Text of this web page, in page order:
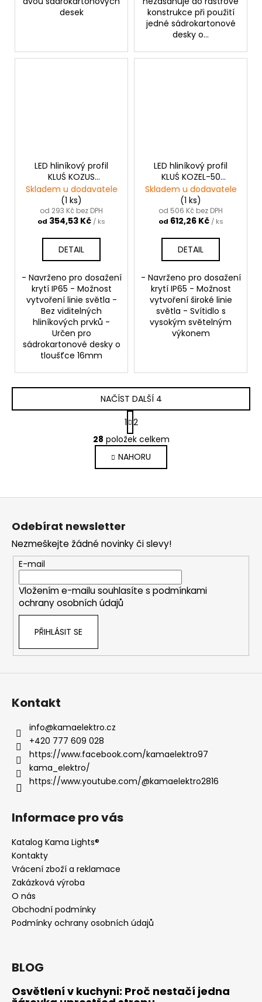
desek
konstrukce při použití
jedné sádrokartonové
desky o...
LED hliníkový profil
KLUŚ KOZUS
|neanodizovaný
Skladem u dodavatele
(1 ks)
od 293 Kč bez DPH
od 354,53 Kč / ks
DETAIL
- Navrženo pro dosažení
krytí IP65 - Možnost
vytvoření linie světla -
Bez viditelných
hliníkových prvků -
Určen pro
sádrokartonové desky o
tloušťce 16mm
LED hliníkový profil
KLUŚ KOZEL-50
|neanodizovaný
Skladem u dodavatele
(1 ks)
od 506 Kč bez DPH
od 612,26 Kč / ks
DETAIL
- Navrženo pro dosažení
krytí IP65 - Možnost
vytvoření široké linie
světla - Svítidlo s
vysokým světelným
výkonem
O
v
l
á
a
p
r
k
y
s
NAČÍST DALŠÍ 4
S
t
r
á
n
k
1 2
28 položek celkem
NAHORU
Z
Odebírat newsletter
Nezmeškejte žádné novinky či slevy!
E-mail
Vložením e-mailu souhlasíte s podmínkami
ochrany osobních údajů
PŘIHLÁSIT SE
Kontakt
info@kamaelektro.cz
+420 777 609 028
https://www.facebook.com/kamaelektro97
kama_elektro/
https://www.youtube.com/@kamaelektro2816
Informace pro vás
Katalog Kama Lights®
Kontakty
Vrácení zboží a reklamace
Zakázková výroba
O nás
Obchodní podmínky
Podmínky ochrany osobních údajů
BLOG
Osvětlení v kuchyni: Proč nestačí jedna